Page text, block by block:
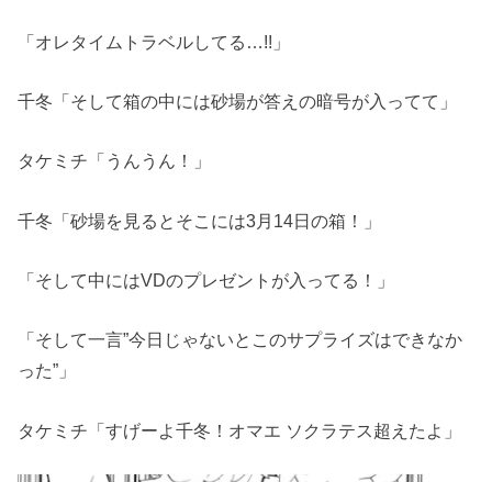
「オレタイムトラベルしてる…!!」
千冬「そして箱の中には砂場が答えの暗号が入ってて」
タケミチ「うんうん！」
千冬「砂場を見るとそこには3月14日の箱！」
「そして中にはVDのプレゼントが入ってる！」
「そして一言”今日じゃないとこのサプライズはできなか
った”」
タケミチ「すげーよ千冬！オマエ ソクラテス超えたよ」